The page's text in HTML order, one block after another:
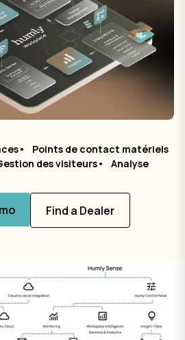
Points de contact matériels
des visiteurs Analyse
Find a Dealer